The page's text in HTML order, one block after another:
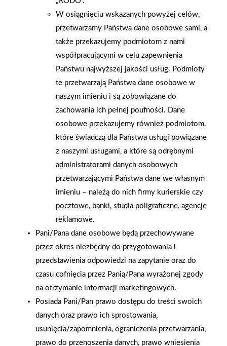
firmowa eSkarbonka na
rzecz gastroenterologii
dziecięcej
Grupy PSB. Sieć kończy
rok strategicznym
otwarciem po
rebrandingu
2025-12-31
W osiągnięciu wskazanych powyżej celów,
przetwarzamy Państwa dane osobowe sami, a
także przekazujemy podmiotom z nami
współpracującymi w celu zapewnienia
Państwu najwyższej jakości usług. Podmioty
te przetwarzają Państwa dane osobowe w
naszym imieniu i są zobowiązane do
zachowania ich pełnej poufności. Dane
osobowe przekazujemy również podmiotom,
które świadczą dla Państwa usługi powiązane
z naszymi usługami, a które są odrębnymi
administratorami danych osobowych
przetwarzającymi Państwa dane we własnym
imieniu – należą do nich firmy kurierskie czy
pocztowe, banki, studia poligraficzne, agencje
reklamowe.
Pani/Pana dane osobowe będą przechowywane
przez okres niezbędny do przygotowania i
przedstawienia odpowiedzi na zapytanie oraz do
czasu cofnięcia przez Panią/Pana wyrażonej zgody
na otrzymanie informacji marketingowych.
Posiada Pani/Pan prawo dostępu do treści swoich
danych oraz prawo ich sprostowania,
usunięcia/zapomnienia, ograniczenia przetwarzania,
prawo do przenoszenia danych, prawo wniesienia